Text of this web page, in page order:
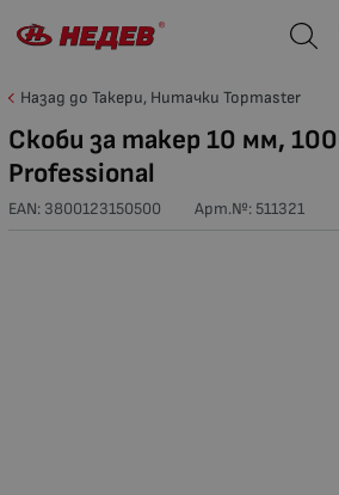
Назад до Такери, Нитачки Topmaster
Скоби за такер 10 мм,
Professional
EAN: 3800123150500 Арт.№: 511321